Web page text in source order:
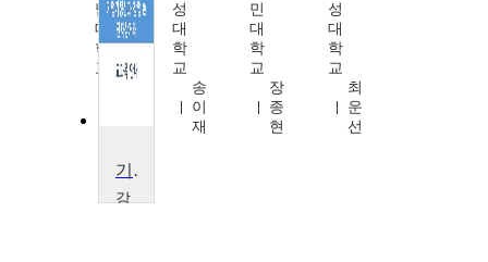
남
대
학
교
성
대
학
교
송
이
재
민
대
학
교
장
종
현
성
대
학
교
최
운
선
기업가정신과창업
강